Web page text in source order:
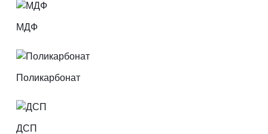
МДФ
Поликарбонат
ДСП